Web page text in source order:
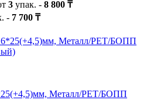
3 упак. - 8 800 ₸
- 7 700 ₸
Металл/PET/БОПП